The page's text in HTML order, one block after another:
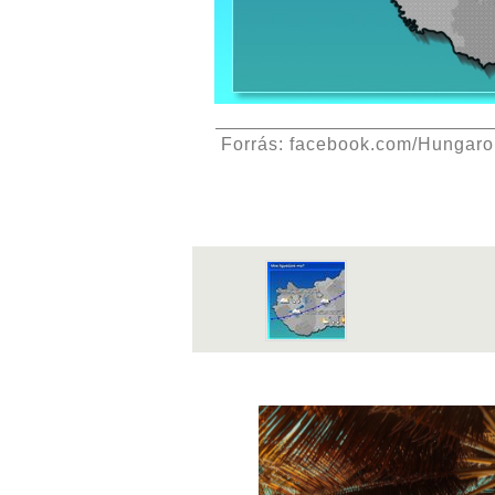
Forrás: facebook.com/